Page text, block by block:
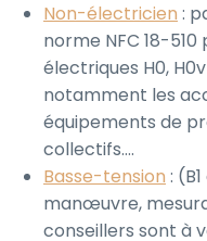
Non-électricien :
norme NFC 18-
électriques H0,
notamment les
équipements de
collectifs….
Basse-tension :
manœuvre,
conseillers sont à